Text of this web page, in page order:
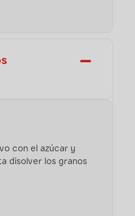
con el azúcar y
disolver los granos